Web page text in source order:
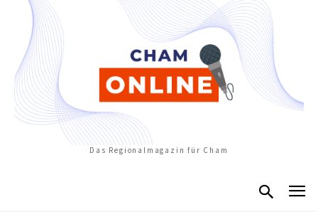
Das Regionalmagazin für Cham